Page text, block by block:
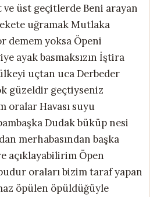
ve üst geçitlerde Beni arayan
uğramak Mutlaka
demem yoksa Öpeni
ayak basmaksızın İştira
uçtan uca Derbeder
güzeldir geçtiyseniz
oralar Havası suyu
Dudak büküp nesi
merhabasından başka
açıklayabilirim Öpen
oraları bizim taraf yapan
öpülen öpüldüğüyle